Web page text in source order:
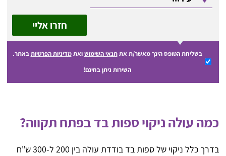
חזרו אליי
בשליחת הטופס הינך מאשר/ת אתתנאי השימושואתמדיניות הפרטיותבאתר.
השירות ניתן בחינם!
כמה עולה ניקוי ספות בד בפתח תקווה?
בדרך כלל ניקוי של ספות בד בודדת עולה בין 200 ל-300 ש"ח